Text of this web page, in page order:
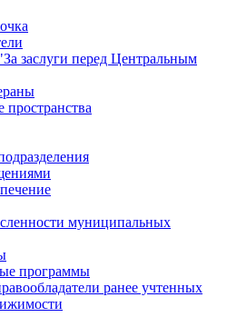
заслуги перед Центральным
муниципальных
программы
ранее учтенных